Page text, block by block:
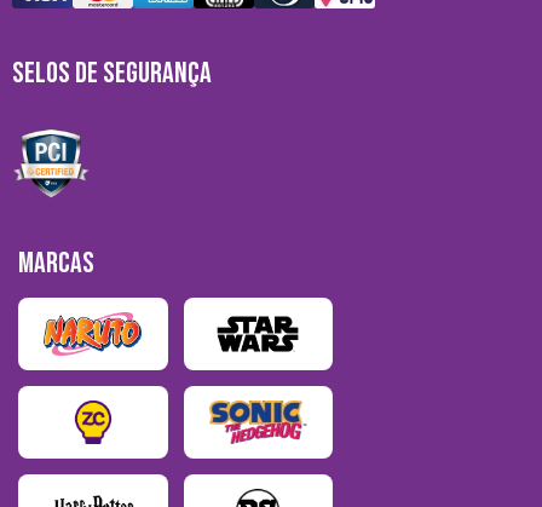
SELOS DE SEGURANÇA
MARCAS